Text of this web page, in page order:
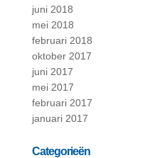
juni 2018
mei 2018
februari 2018
oktober 2017
juni 2017
mei 2017
februari 2017
januari 2017
Categorieën